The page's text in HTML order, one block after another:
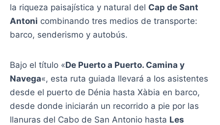
la riqueza paisajística y natural del Cap de Sant
Antoni combinando tres medios de transporte:
barco, senderismo y autobús.
Bajo el título «De Puerto a Puerto. Camina y
Navega«, esta ruta guiada llevará a los asistentes
desde el puerto de Dénia hasta Xàbia en barco,
desde donde iniciarán un recorrido a pie por las
llanuras del Cabo de San Antonio hasta Les